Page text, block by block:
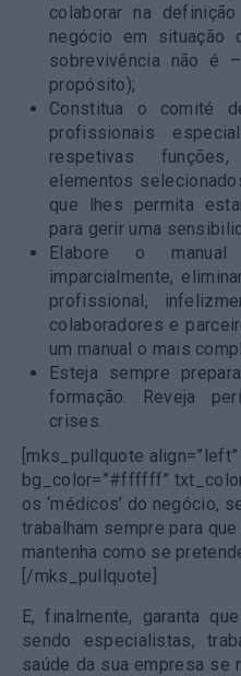
colaborar na
negócio em
sobrevivência não é
propósito);
Constitua o comité
profissionais
respetivas
elementos
que lhes permita
para gerir uma
Elabore o
imparcialmente,
profissional,
colaboradores e
um manual o mais
Esteja sempre
formação. Reveja
crises.
[mks_pullquote
bg_color=”#ffffff”
os ‘médicos’ do negócio,
trabalham sempre para
mantenha como se
[/mks_pullquote]
E, finalmente, garanta
sendo especialistas,
saúde da sua empresa se